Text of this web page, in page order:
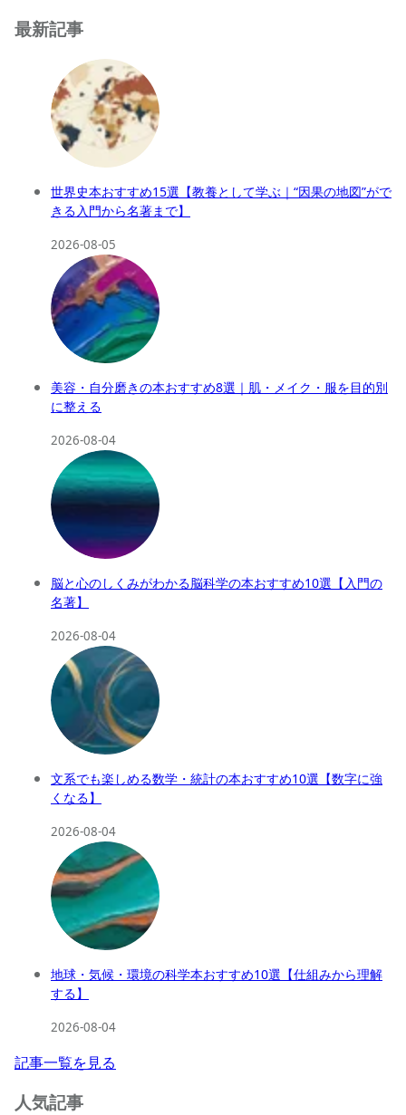
最新記事
世界史本おすすめ15選【教養として学ぶ｜“因果の地図”がで
きる入門から名著まで】
2026-08-05
美容・自分磨きの本おすすめ8選｜肌・メイク・服を目的別
に整える
2026-08-04
脳と心のしくみがわかる脳科学の本おすすめ10選【入門の
名著】
2026-08-04
文系でも楽しめる数学・統計の本おすすめ10選【数字に強
くなる】
2026-08-04
地球・気候・環境の科学本おすすめ10選【仕組みから理解
する】
2026-08-04
記事一覧を見る
人気記事